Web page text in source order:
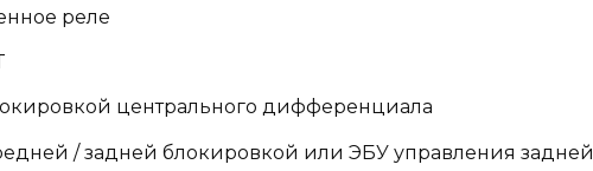
реле
центрального дифференциала
/ задней блокировкой или ЭБУ управления задней